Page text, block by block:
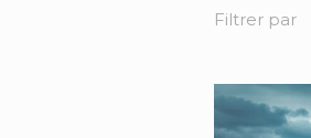
Filtrer par